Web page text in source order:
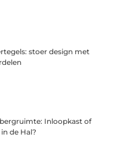
stoer design met
Inloopkast of
de Hal?